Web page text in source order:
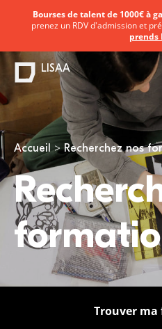
Vous êtes ici
Accueil Recherchez nos
Trouver
Bourses de talent de 1000€ à
prenez un RDV d'admission et
prends
LISAA